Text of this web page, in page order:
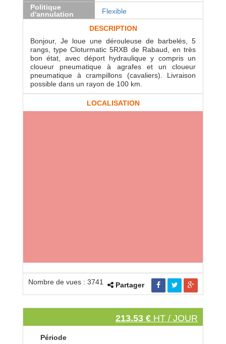
Politique
d'annulation
Flexible
DESCRIPTION
Bonjour, Je loue une dérouleuse de barbelés, 5
rangs, type Cloturmatic 5RXB de Rabaud, en très
bon état, avec déport hydraulique y compris un
cloueur pneumatique à agrafes et un cloueur
pneumatique à crampillons (cavaliers). Livraison
possible dans un rayon de 100 km.
LOCALISATION
Nombre de vues : 3741 Partager
213.53 € HT / JOUR
Période